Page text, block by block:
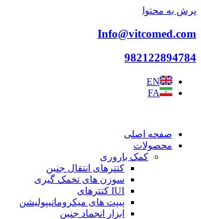
پرش به محتوا
Info@vitcomed.com
982122894784
EN
FA
صفحه اصلی
محصولات
کمک باروری
کتترهای انتقال جنین
سوزن های تخمک گیری
IUI کتترهای
پیپت های میکرومانیپولیشن
ابزار انجماد جنین